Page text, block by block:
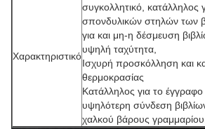
Χαρακτηριστικό
συγκολλητικό, κατάλληλος
σπονδυλικών στηλών των
για και μη-η δέσμευση
υψηλή ταχύτητα,
Ισχυρή προσκόλληση και
θερμοκρασίας
Κατάλληλος για το
υψηλότερη σύνδεση
χαλκού βάρους γραμμαρίου.